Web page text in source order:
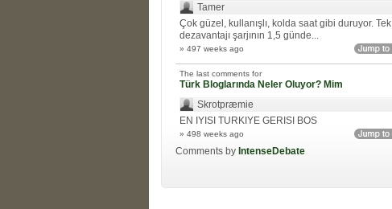
Tamer
Çok güzel, kullanışlı, kolda saat gibi duruyor. Tek
dezavantajı şarjının 1,5 günde...
» 497 weeks ago
The last comments for
Türk Bloglarında Neler Oluyor? Mim
Skrotpræmie
EN IYISI TURKIYE GERISI BOS
» 498 weeks ago
Comments by IntenseDebate